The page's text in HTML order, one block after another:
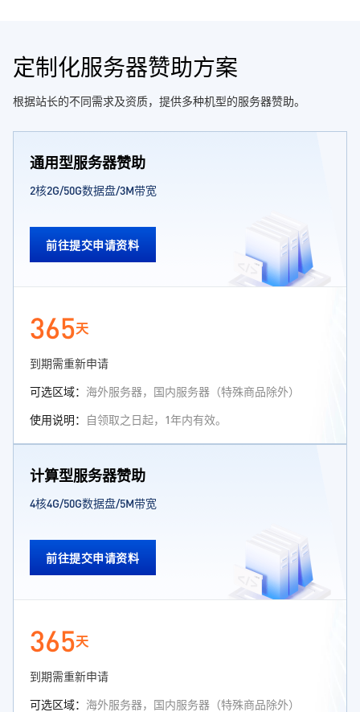
定制化服务器赞助方案
根据站长的不同需求及资质，提供多种机型的服务器赞助。
通用型服务器赞助
2核2G/50G数据盘/3M带宽
前往提交申请资料
365天
到期需重新申请
可选区域： 海外服务器，国内服务器（特殊商品除外）
使用说明：
自领取之日起，1年内有效。
计算型服务器赞助
4核4G/50G数据盘/5M带宽
前往提交申请资料
365天
到期需重新申请
可选区域： 海外服务器，国内服务器（特殊商品除外）